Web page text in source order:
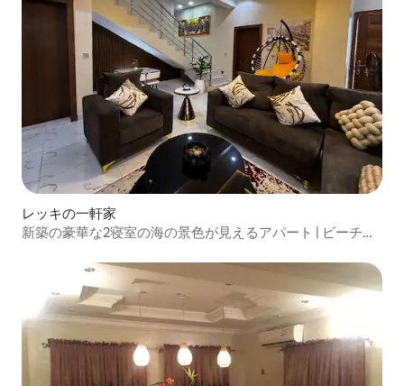
レッキの一軒家
新築の豪華な2寝室の海の景色が見えるアパート | ビーチま